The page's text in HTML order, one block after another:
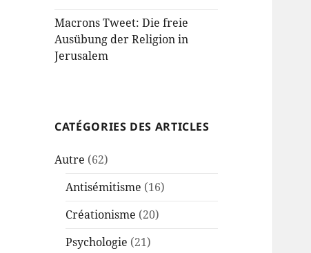
Macrons Tweet: Die freie
Ausübung der Religion in
Jerusalem
CATÉGORIES DES ARTICLES
Autre (62)
Antisémitisme (16)
Créationisme (20)
Psychologie (21)